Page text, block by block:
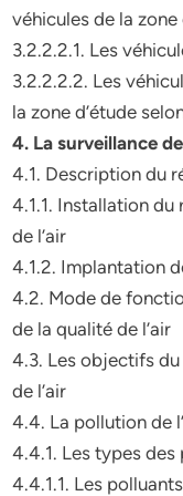
véhicules de la zone
3.2.2.2.1. Les
3.2.2.2.2. Les
la zone d’étude
4. La surveillance
4.1. Description du
4.1.1. Installation du
de l’air
4.1.2. Implantation
4.2. Mode de
de la qualité de l’air
4.3. Les objectifs
de l’air
4.4. La pollution de
4.4.1. Les types des
4.4.1.1. Les